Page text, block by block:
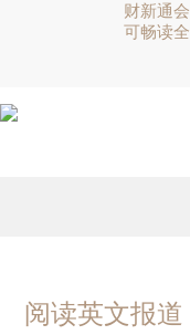
财新通
可畅读
阅读英文报道